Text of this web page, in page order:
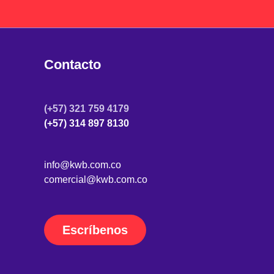
Contacto
(+57) 321 759 4179
(+57) 314 897 8130
info@kwb.com.co
comercial@kwb.com.co
Escríbenos